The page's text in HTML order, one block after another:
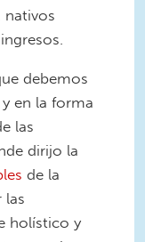
nativos
debemos
en la forma
las
dirijo la
de la
las
holístico y